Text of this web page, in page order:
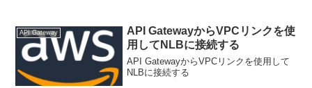
API Gateway
API GatewayからVPCリンクを使
用してNLBに接続する
API GatewayからVPCリンクを使用して
NLBに接続する